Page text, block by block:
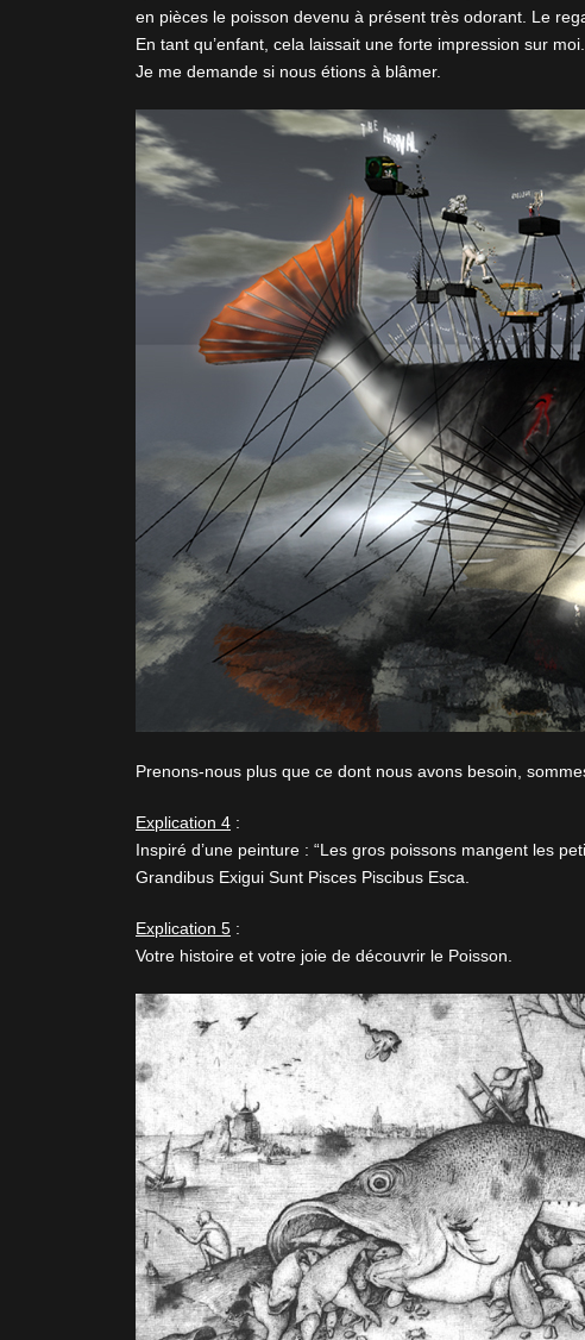
en pièces le poisson devenu à présent très odorant. Le
En tant qu’enfant, cela laissait une forte impression sur
Je me demande si nous étions à blâmer.
Prenons-nous plus que ce dont nous avons besoin,
Explication 4 :
Inspiré d’une peinture : “Les gros poissons mangent les
Grandibus Exigui Sunt Pisces Piscibus Esca.
Explication 5 :
Votre histoire et votre joie de découvrir le Poisson.